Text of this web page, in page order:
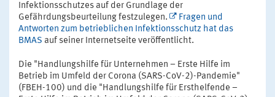
Infektionsschutzes auf der Grundlage der
Gefährdungsbeurteilung festzulegen.
Fragen und
Antworten zum betrieblichen Infektionsschutz hat das
BMAS auf seiner Internetseite veröffentlicht.
Die "Handlungshilfe für Unternehmen – Erste Hilfe im
Betrieb im Umfeld der Corona (SARS-CoV-2)-Pandemie"
(FBEH-100) und die "Handlungshilfe für Ersthelfende –